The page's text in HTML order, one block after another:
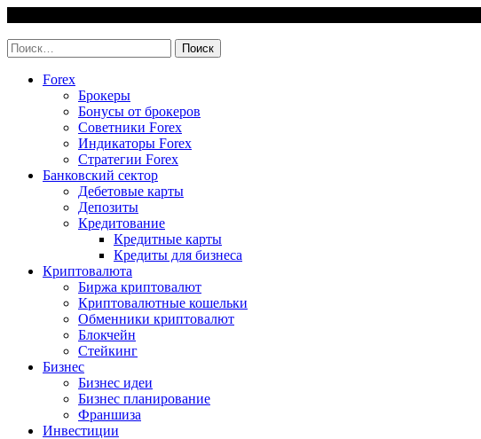
content
Найти:
Forex
Брокеры
Бонусы от брокеров
Советники Forex
Индикаторы Forex
Стратегии Forex
Банковский сектор
Дебетовые карты
Депозиты
Кредитование
Кредитные карты
Кредиты для бизнеса
Криптовалюта
Биржа криптовалют
Криптовалютные кошельки
Обменники криптовалют
Блокчейн
Стейкинг
Бизнес
Бизнес идеи
Бизнес планирование
Франшиза
Инвестиции